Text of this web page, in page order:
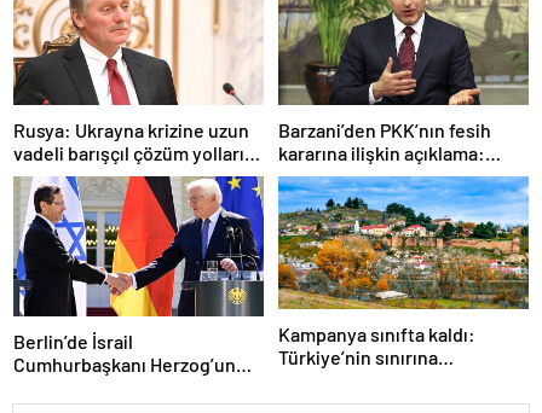
Rusya: Ukrayna krizine uzun
vadeli barışçıl çözüm yollarını
bulma konusunda kararlıyız
Barzani’den PKK’nın fesih
kararına ilişkin açıklama:
Bölgesel istikrarı
güçlendirecek!
Berlin’de İsrail
Cumhurbaşkanı Herzog’un
Kampanya sınıfta kaldı:
Türkiye’nin sınırına
vereceklerdi